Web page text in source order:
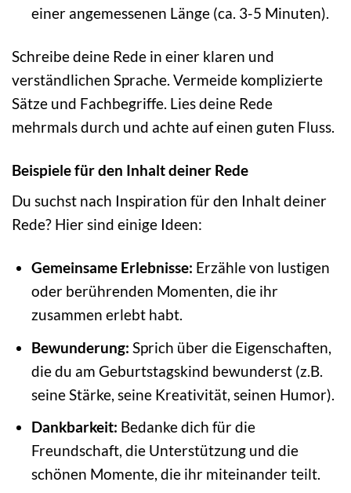
einer angemessenen Länge (ca. 3-5 Minuten).
Schreibe deine Rede in einer klaren und
verständlichen Sprache. Vermeide komplizierte
Sätze und Fachbegriffe. Lies deine Rede
mehrmals durch und achte auf einen guten Fluss.
Beispiele für den Inhalt deiner Rede
Du suchst nach Inspiration für den Inhalt deiner
Rede? Hier sind einige Ideen:
Gemeinsame Erlebnisse: Erzähle von lustigen
oder berührenden Momenten, die ihr
zusammen erlebt habt.
Bewunderung: Sprich über die Eigenschaften,
die du am Geburtstagskind bewunderst (z.B.
seine Stärke, seine Kreativität, seinen Humor).
Dankbarkeit: Bedanke dich für die
Freundschaft, die Unterstützung und die
schönen Momente, die ihr miteinander teilt.